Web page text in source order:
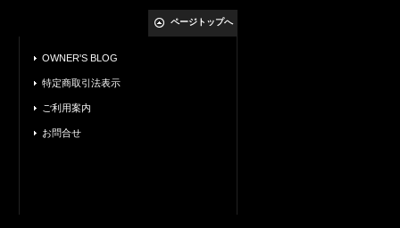
ページトップへ
OWNER'S BLOG
特定商取引法表示
ご利用案内
お問合せ